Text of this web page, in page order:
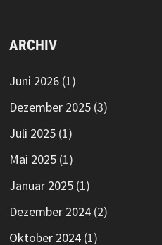
ARCHIV
Juni 2026(1)
Dezember 2025(3)
Juli 2025(1)
Mai 2025(1)
Januar 2025(1)
Dezember 2024(2)
Oktober 2024(1)